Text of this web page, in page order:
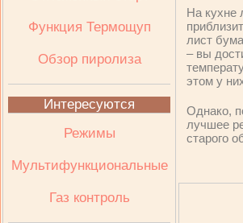
Функция Термощуп
Обзор пиролиза
Интересуются
Режимы
Мультифункциональные
Газ контроль
На кухне
лист
– вы
этом у
Однако,
лучшее
старого